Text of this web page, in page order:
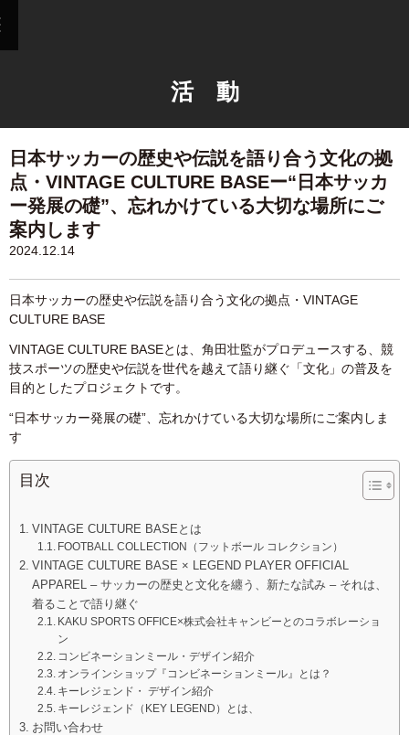
活 動
日本サッカーの歴史や伝説を語り合う文化の拠
点・VINTAGE CULTURE BASEー“日本サッカ
ー発展の礎”、忘れかけている大切な場所にご
案内します
2024.12.14
日本サッカーの歴史や伝説を語り合う文化の拠点・VINTAGE
CULTURE BASE
VINTAGE CULTURE BASEとは、角田壮監がプロデュースする、競
技スポーツの歴史や伝説を世代を越えて語り継ぐ「文化」の普及を
目的としたプロジェクトです。
“日本サッカー発展の礎”、忘れかけている大切な場所にご案内しま
す
目次
VINTAGE CULTURE BASEとは
FOOTBALL COLLECTION（フットボール コレクション）
VINTAGE CULTURE BASE × LEGEND PLAYER OFFICIAL
APPAREL – サッカーの歴史と文化を纏う、新たな試み – それは、
着ることで語り継ぐ
KAKU SPORTS OFFICE×株式会社キャンビーとのコラボレーショ
ン
コンビネーションミール・デザイン紹介
オンラインショップ『コンビネーションミール』とは？
キーレジェンド・ デザイン紹介
キーレジェンド（KEY LEGEND）とは、
お問い合わせ